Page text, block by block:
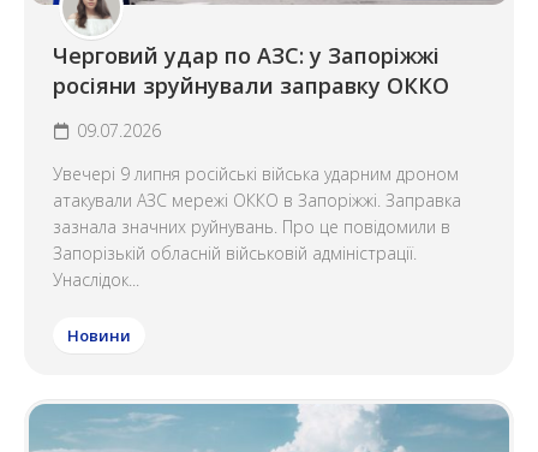
Черговий удар по АЗС: у Запоріжжі
росіяни зруйнували заправку ОККО
09.07.2026
Увечері 9 липня російські війська ударним дроном
атакували АЗС мережі ОККО в Запоріжжі. Заправка
зазнала значних руйнувань. Про це повідомили в
Запорізькій обласній військовій адміністрації.
Унаслідок...
Новини